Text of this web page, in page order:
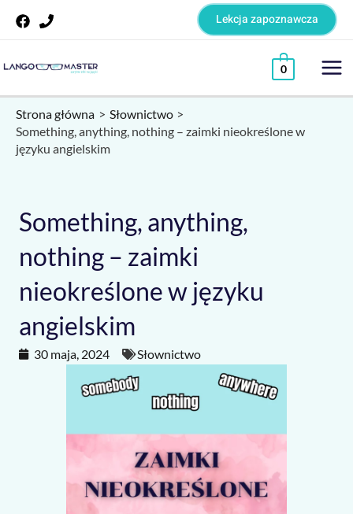
Lekcja zapoznawcza
0
Strona główna
Słownictwo
Something, anything, nothing – zaimki nieokreślone w
języku angielskim
Something, anything,
nothing – zaimki
nieokreślone w języku
angielskim
30 maja, 2024 Słownictwo